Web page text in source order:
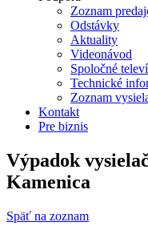
Zoznam
Odstávky
Aktuality
Videonávod
Spoločné
Technické
Zoznam
Kontakt
Pre biznis
Výpadok
Kamenica
Späť na zoznam